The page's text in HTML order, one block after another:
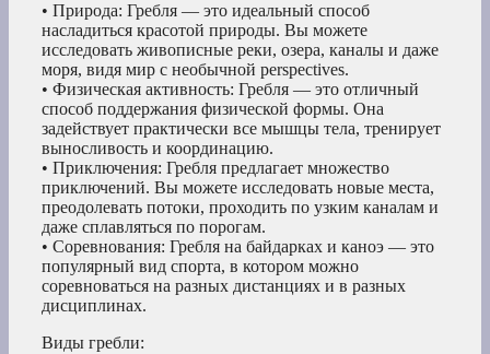
• Природа: Гребля — это идеальный способ
насладиться красотой природы. Вы можете
исследовать живописные реки, озера, каналы и даже
моря, видя мир с необычной perspectives.
• Физическая активность: Гребля — это отличный
способ поддержания физической формы. Она
задействует практически все мышцы тела, тренирует
выносливость и координацию.
• Приключения: Гребля предлагает множество
приключений. Вы можете исследовать новые места,
преодолевать потоки, проходить по узким каналам и
даже сплавляться по порогам.
• Соревнования: Гребля на байдарках и каноэ — это
популярный вид спорта, в котором можно
соревноваться на разных дистанциях и в разных
дисциплинах.
Виды гребли: